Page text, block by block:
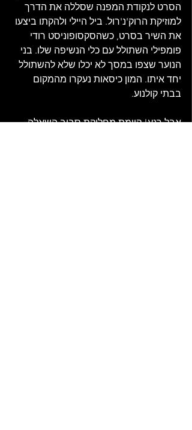
הסרט לנקודת המפנה שסללה את הדרך
למוזיקת הרוק'נ'רול. ביל היילי ולהקתו ביצעו
את השיר בסרט, כשהסקסופוניסט רודי
פומפילי השתולל עם כלי הנשיפה שלו. בני
הנוער שצפו במסך לא יכלו שלא להשתולל
יחד איתו. המון כיסאות נעקרו מהמקום
בבתי קולנוע.
אבל רגע! קיימת מחלוקת סביב השאלה,